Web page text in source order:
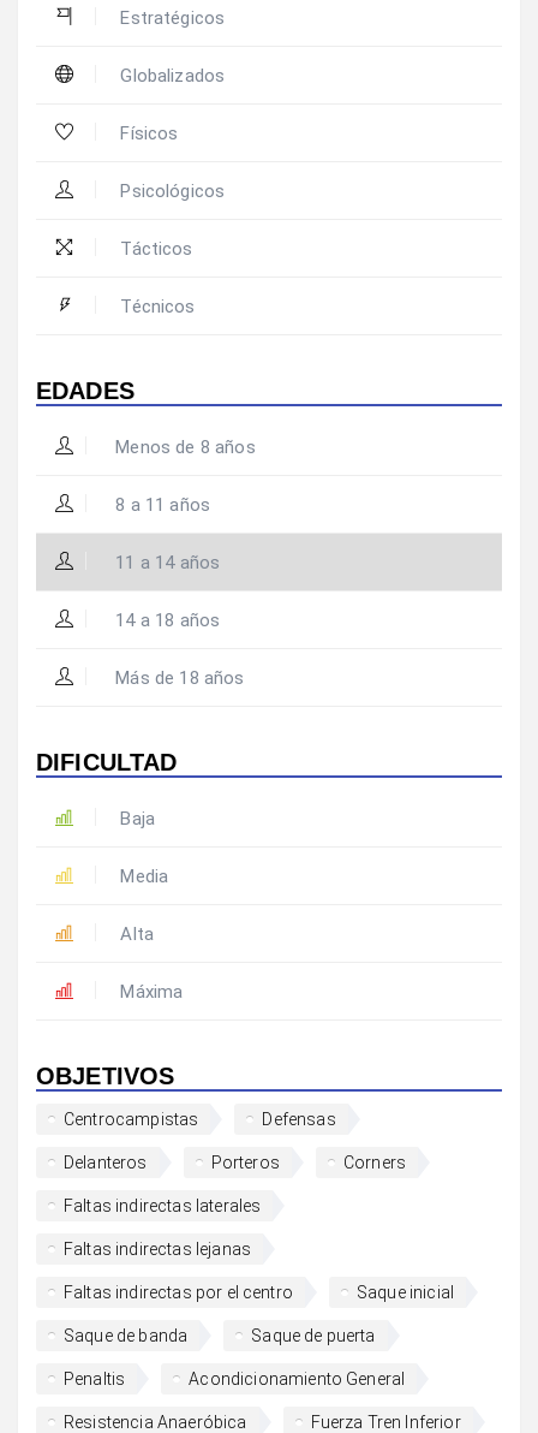
Estratégicos
Globalizados
Físicos
Psicológicos
Tácticos
Técnicos
EDADES
Menos de 8 años
8 a 11 años
11 a 14 años
14 a 18 años
Más de 18 años
DIFICULTAD
Baja
Media
Alta
Máxima
OBJETIVOS
Centrocampistas Defensas
Delanteros Porteros Corners
Faltas indirectas laterales
Faltas indirectas lejanas
Faltas indirectas por el centro Saque inicial
Saque de banda Saque de puerta
Penaltis Acondicionamiento General
Resistencia Anaeróbica Fuerza Tren Inferior